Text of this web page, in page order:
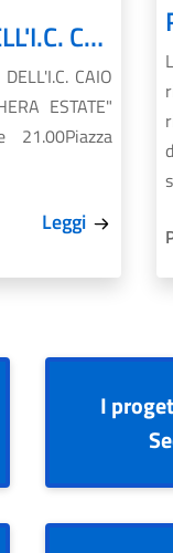
LA GOM E L'ORCHESTRA DELL'I.C. CAIO GIULIO CESARE INAUGURANO “MARGHERA ESTATE" 2026
CAIO
ESTATE"
Leggi
I